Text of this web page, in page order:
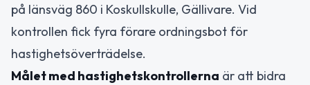
på länsväg 860 i Koskullskulle, Gällivare. Vid
kontrollen fick fyra förare ordningsbot för
hastighetsöverträdelse.
Målet med hastighetskontrollerna är att bidra